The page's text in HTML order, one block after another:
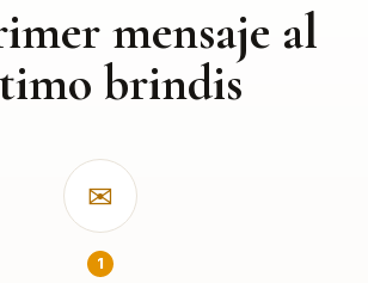
mensaje al
brindis
✉
1